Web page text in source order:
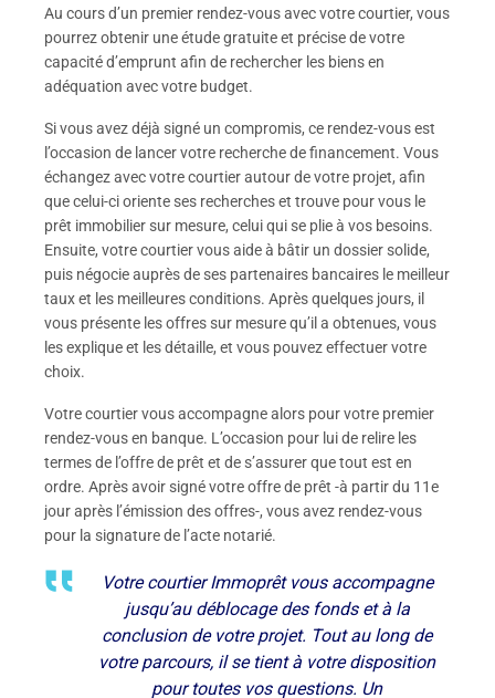
Au cours d’un premier rendez-vous avec votre courtier, vous
pourrez obtenir une étude gratuite et précise de votre
capacité d’emprunt afin de rechercher les biens en
adéquation avec votre budget.
Si vous avez déjà signé un compromis, ce rendez-vous est
l’occasion de lancer votre recherche de financement. Vous
échangez avec votre courtier autour de votre projet, afin
que celui-ci oriente ses recherches et trouve pour vous le
prêt immobilier sur mesure, celui qui se plie à vos besoins.
Ensuite, votre courtier vous aide à bâtir un dossier solide,
puis négocie auprès de ses partenaires bancaires le meilleur
taux et les meilleures conditions. Après quelques jours, il
vous présente les offres sur mesure qu’il a obtenues, vous
les explique et les détaille, et vous pouvez effectuer votre
choix.
Votre courtier vous accompagne alors pour votre premier
rendez-vous en banque. L’occasion pour lui de relire les
termes de l’offre de prêt et de s’assurer que tout est en
ordre. Après avoir signé votre offre de prêt -à partir du 11e
jour après l’émission des offres-, vous avez rendez-vous
pour la signature de l’acte notarié.
Votre courtier Immoprêt vous accompagne
jusqu’au déblocage des fonds et à la
conclusion de votre projet. Tout au long de
votre parcours, il se tient à votre disposition
pour toutes vos questions. Un